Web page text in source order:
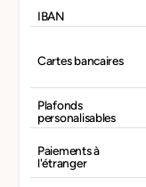
IBAN
Cartes bancaires
Plafonds
personalisables
Paiements à
l'étranger